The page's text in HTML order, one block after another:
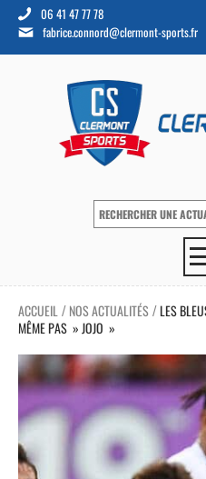
06 41 47 77 78
fabrice.connord@clermont-sports.fr
ACCUEIL / NOS ACTUALITÉS /LES
MÊME PAS » JOJO »